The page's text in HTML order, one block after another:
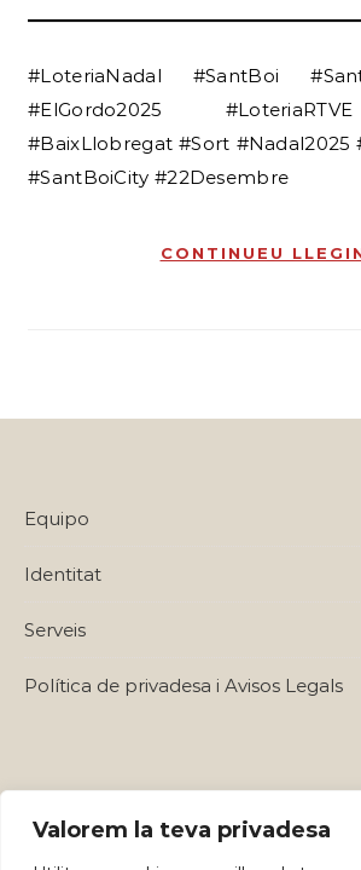
Valorem la teva privadesa
#LoteriaNadal #SantBoi
#ElGordo2025
#BaixLlobregat #Sort #Nadal2025
#SantBoiCity #22Desembre
CONTINUEU
Equipo
Identitat
Serveis
Política de privadesa i Avisos Legals